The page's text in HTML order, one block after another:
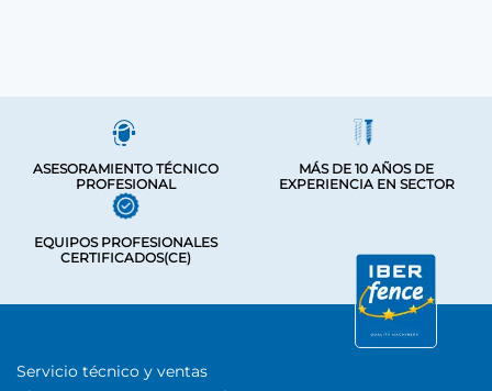
ASESORAMIENTO TÉCNICO
PROFESIONAL
MÁS DE 10 AÑOS DE
EXPERIENCIA EN SECTOR
EQUIPOS PROFESIONALES
CERTIFICADOS(CE)
Servicio técnico y ventas